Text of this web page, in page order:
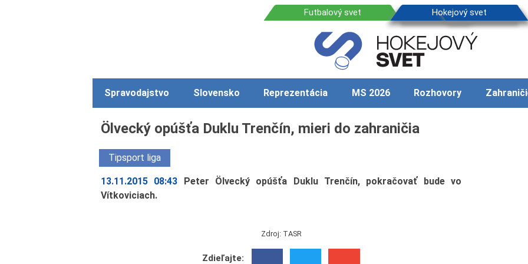
Spravodajstvo Slovensko Reprezentácia MS 2026 Rozhovory
Ölvecký opúšťa Duklu Trenčín, mieri do zahraničia
Tipsport liga
13.11.2015 08:43
Peter Ölvecký opúšťa Duklu Trenčín, pokračovať bude vo
Vítkoviciach.
Zdroj: TASR
Zdieľajte: